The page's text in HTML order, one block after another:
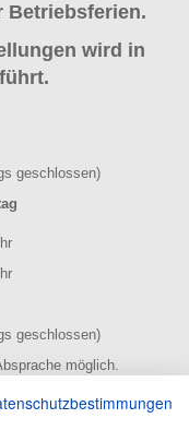
Betriebsferien.
wird in
geschlossen)
geschlossen)
möglich.